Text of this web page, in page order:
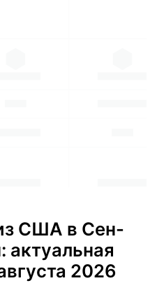
США в Сен-
2026